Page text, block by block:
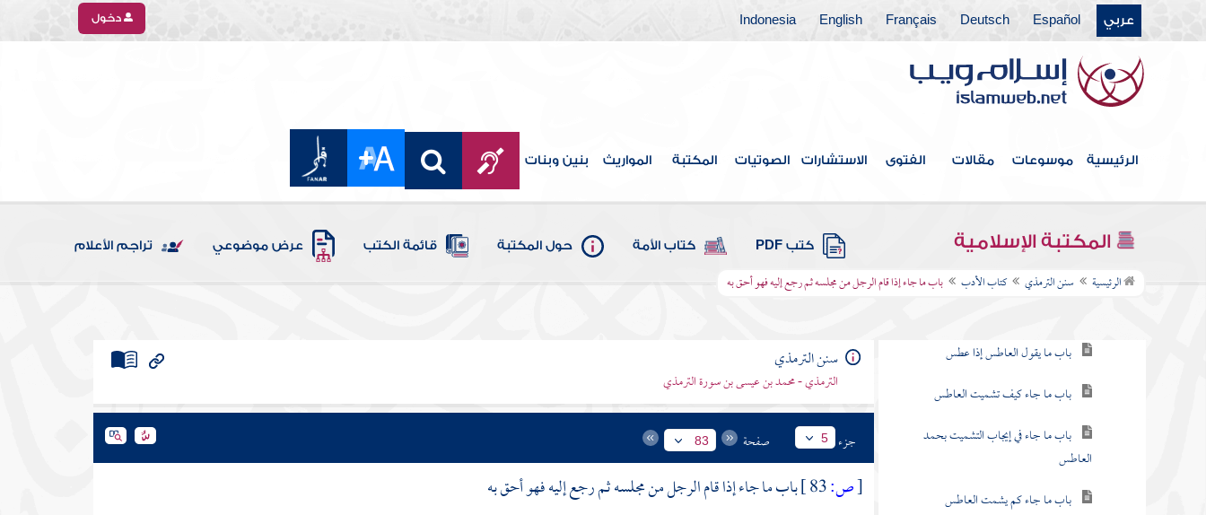
عربي Español
Deutsch
Français
English
Indonesia دخول
الرئيسية موسوعات مقالات الفتوى الاستشارات الصوتيات المكتبة المواريث بنين وبنات
المكتبة الإسلامية كتب PDF كتاب الأمة حول المكتبة قائمة الكتب عرض موضوعي تراجم الأعلام
الرئيسية سنن الترمذي كتاب الأدب باب ما جاء إذا قام الرجل من مجلسه ثم رجع إليه فهو أحق به
الله صلى الله عليه وسلم
كتاب صفة الجنة عن رسول الله صلى الله عليه
وسلم
كتاب صفة جهنم
كتاب الإيمان
كتاب العلم
كتاب الاستئذان والآداب
كتاب الأدب
باب ما يقول العاطس إذا عطس
باب ما جاء كيف تشميت العاطس
باب ما جاء في إيجاب التشميت بحمد
العاطس
باب ما جاء كم يشمت العاطس
سنن الترمذي
الترمذي - محمد بن عيسى بن سورة الترمذي
جزء 5 صفحة 83
[ص:
باب ما جاء إذا قام الرجل من مجلسه ثم رجع إليه فهو أحق به